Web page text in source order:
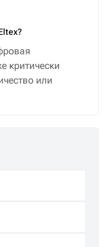
критически
или